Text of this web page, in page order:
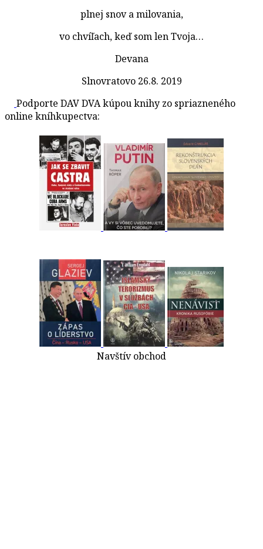
plnej snov a milovania,
vo chvíľach, keď som len Tvoja…
Devana
Slnovratovo 26.8. 2019
Podporte DAV DVA kúpou knihy zo spriazneného
online kníhkupectva:
Navštív obchod